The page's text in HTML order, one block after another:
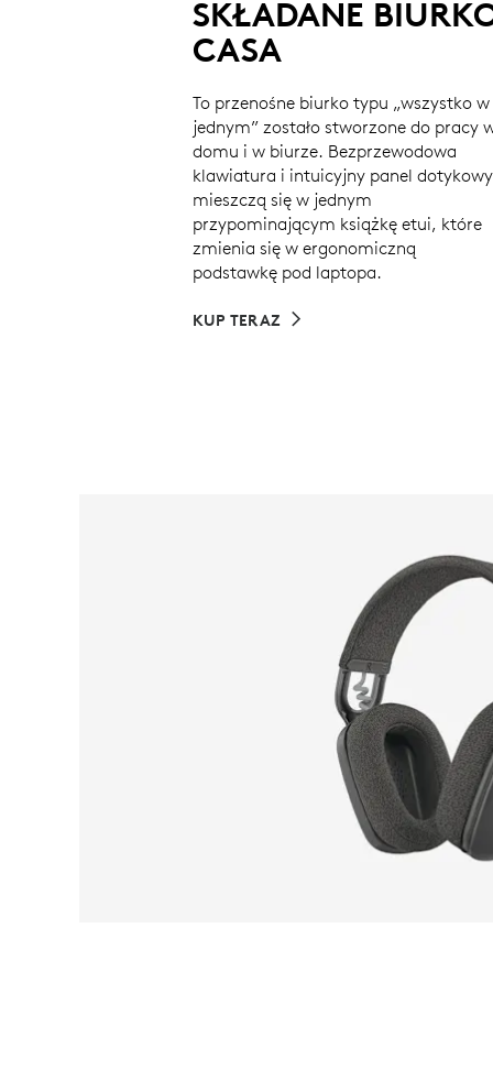
SKŁADANE
CASA
To przenośne biurko typu „wszystko w
jednym” zostało stworzone do pracy
domu i w biurze. Bezprzewodowa
klawiatura i intuicyjny panel dotykowy
mieszczą się w jednym
przypominającym książkę etui, które
zmienia się w ergonomiczną
podstawkę pod laptopa.
KUP TERAZ